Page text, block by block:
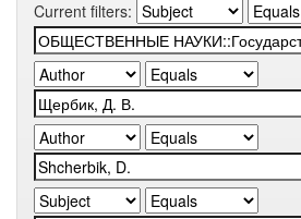
Current filters: